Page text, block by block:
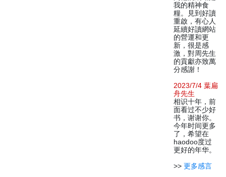
我的精神食
糧。見到好讀
重啟，有心人
延續好讀網站
的營運和更
新，很是感
激，對周先生
的貢獻亦致萬
分感謝！
2023/7/4 葉扁
舟先生
相识十年，前
面看过不少好
书，谢谢你。
今年时间更多
了，希望在
haodoo度过
更好的年华。
>> 更多感言